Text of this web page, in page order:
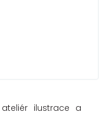
ilustrace a